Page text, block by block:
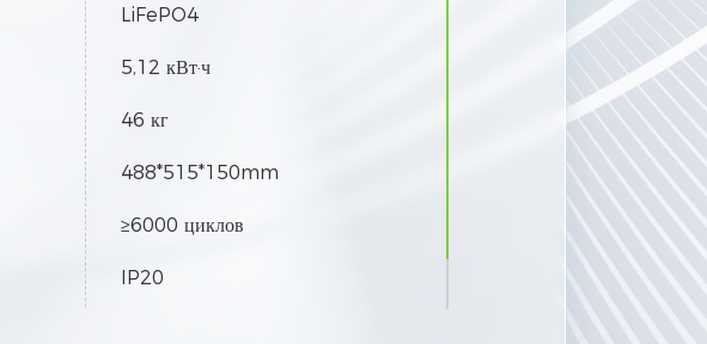
LiFePO4
5,12 кВт·ч
46 кг
488*515*150mm
≥6000 циклов
IP20